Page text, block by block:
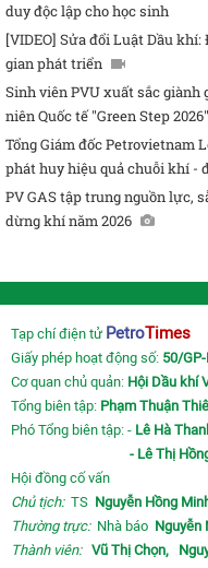
duy độc lập cho học sinh
[VIDEO] Sửa đổi Luật Dầu
gian phát triển
Sinh viên PVU xuất sắc
niên Quốc tế "Green Step 2026"
Tổng Giám đốc Petrovietnam
phát huy hiệu quả chuỗi khí -
PV GAS tập trung nguồn lực,
dừng khí năm 2026
Tạp chí điện tử PetroTimes
Giấy phép hoạt động số: 50/
Cơ quan chủ quản: Hội Dầu khí
Tổng biên tập: Phạm Thuận
Phó Tổng biên tập: - Lê Hà
- Lê Thị
Hội đồng cố vấn
Chủ tịch:TS Nguyễn Hồng
Thường trực: Nhà báo Nguyễn
Thành viên: Vũ Thị Chọn,